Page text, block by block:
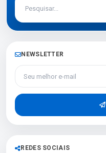
NEWSLETTER
Seu melhor e-mail
REDES SOCIAIS